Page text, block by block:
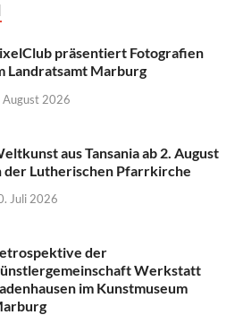
präsentiert Fotografien
Landratsamt Marburg
August 2026
aus Tansania ab 2. August
der Lutherischen Pfarrkirche
Juli 2026
der
Werkstatt
im Kunstmuseum